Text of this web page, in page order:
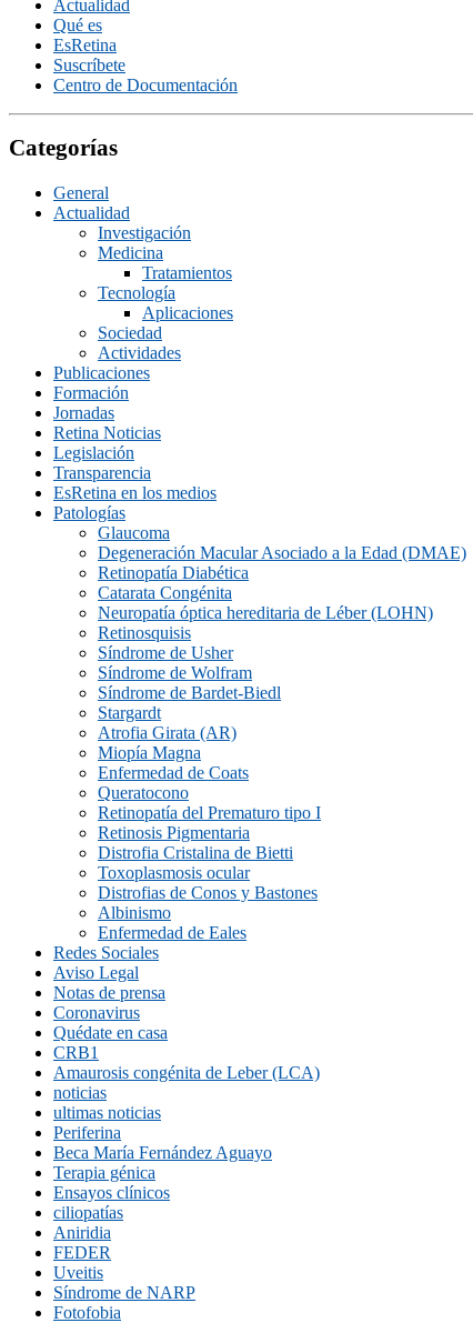
Actualidad
Qué es
EsRetina
Suscrí­bete
Centro de Documentación
Categorías
General
Actualidad
Investigación
Medicina
Tratamientos
Tecnologí­a
Aplicaciones
Sociedad
Actividades
Publicaciones
Formación
Jornadas
Retina Noticias
Legislación
Transparencia
EsRetina en los medios
Patologías
Glaucoma
Degeneración Macular Asociado a la Edad (DMAE)
Retinopatía Diabética
Catarata Congénita
Neuropatí­a óptica hereditaria de Léber (LOHN)
Retinosquisis
Síndrome de Usher
Síndrome de Wolfram
Síndrome de Bardet-Biedl
Stargardt
Atrofia Girata (AR)
Miopía Magna
Enfermedad de Coats
Queratocono
Retinopatí­a del Prematuro tipo I
Retinosis Pigmentaria
Distrofia Cristalina de Bietti
Toxoplasmosis ocular
Distrofias de Conos y Bastones
Albinismo
Enfermedad de Eales
Redes Sociales
Aviso Legal
Notas de prensa
Coronavirus
Quédate en casa
CRB1
Amaurosis congénita de Leber (LCA)
noticias
ultimas noticias
Periferina
Beca María Fernández Aguayo
Terapia génica
Ensayos clínicos
ciliopatías
Aniridia
FEDER
Uveitis
Síndrome de NARP
Fotofobia